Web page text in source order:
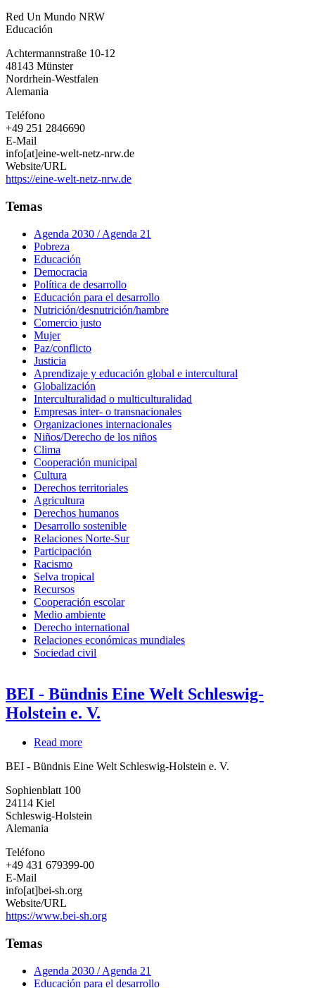
Un
Red Un Mundo NRW
Educación
Achtermannstraße 10-12
48143 Münster
Nordrhein-Westfalen
Alemania
Teléfono
+49 251 2846690
E-Mail
info[at]eine-welt-netz-nrw.de
Website/URL
https://eine-welt-netz-nrw.de
Temas
Agenda 2030 / Agenda 21
Pobreza
Educación
Democracia
Política de desarrollo
Educación para el desarrollo
Nutrición/desnutrición/hambre
Comercio justo
Mujer
Paz/conflicto
Justicia
Aprendizaje y educación global e intercultural
Globalización
Interculturalidad o multiculturalidad
Empresas inter- o transnacionales
Organizaciones internacionales
Niños/Derecho de los niños
Clima
Cooperación municipal
Cultura
Derechos territoriales
Agricultura
Derechos humanos
Desarrollo sostenible
Relaciones Norte-Sur
Participación
Racismo
Selva tropical
Recursos
Cooperación escolar
Medio ambiente
Derecho international
Relaciones económicas mundiales
Sociedad civil
BEI - Bündnis Eine Welt Schleswig-
Holstein e. V.
Read more
-
Schleswig-
BEI - Bündnis Eine Welt Schleswig-Holstein e. V.
Sophienblatt 100
24114 Kiel
Schleswig-Holstein
Alemania
Teléfono
+49 431 679399-00
E-Mail
info[at]bei-sh.org
Website/URL
https://www.bei-sh.org
Temas
Agenda 2030 / Agenda 21
Educación para el desarrollo